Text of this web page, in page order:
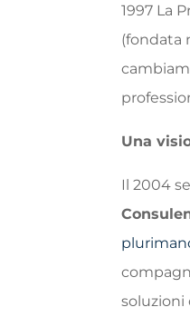
1997 La
(fondata
Una
Il 2004
soluzioni